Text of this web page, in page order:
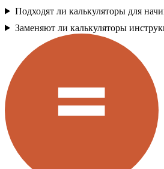
Подходят ли калькуляторы для
Заменяют ли калькуляторы